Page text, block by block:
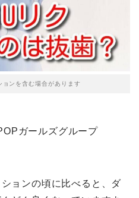
ンを含む場合があります
ガールズグループ
ョンの頃に比べると、ダ